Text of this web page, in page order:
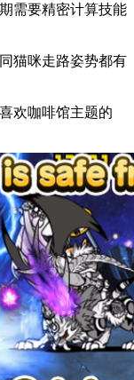
需要精密计算技能
猫咪走路姿势都有
欢咖啡馆主题的